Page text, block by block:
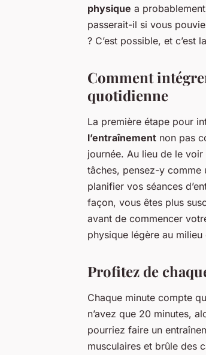
physique a
passerait-il si vous
? C’est possible, et c’est
Comment
quotidienne
La première étape pour
l’entraînement non pas
journée. Au lieu de le
tâches, pensez-y comme
planifier vos séances
façon, vous êtes plus
avant de commencer
physique légère au
Profitez de
Chaque minute compte
n’avez que 20 minutes,
pourriez faire un
musculaires et brûle des